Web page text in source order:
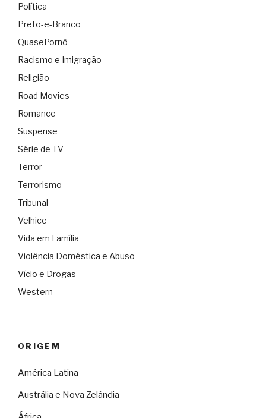
Política
Preto-e-Branco
QuasePornô
Racismo e Imigração
Religião
Road Movies
Romance
Suspense
Série de TV
Terror
Terrorismo
Tribunal
Velhice
Vida em Família
Violência Doméstica e Abuso
Vício e Drogas
Western
ORIGEM
América Latina
Austrália e Nova Zelândia